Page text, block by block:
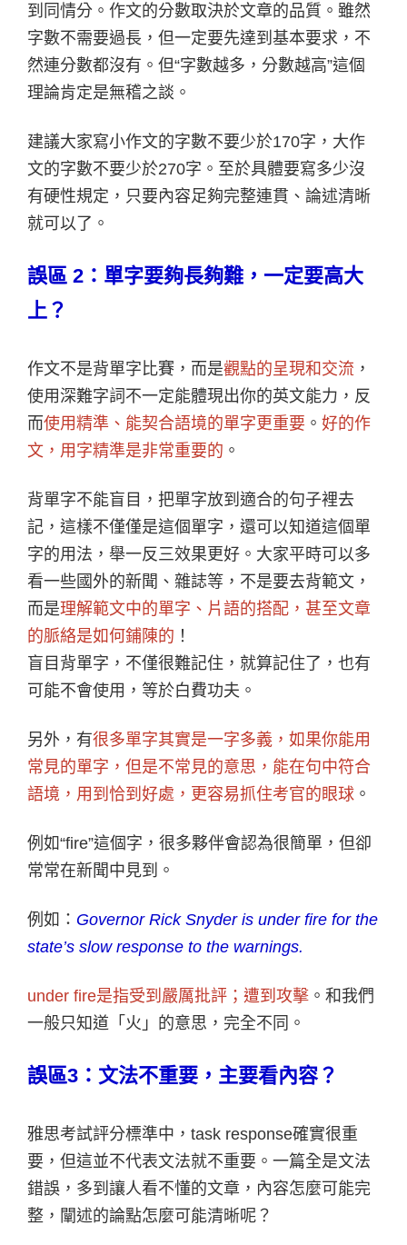
到同情分。作文的分數取決於文章的品質。雖然
字數不需要過長，但一定要先達到基本要求，不
然連分數都沒有。 但“字數越多，分數越高”這個
理論肯定是無稽之談。
建議大家寫小作文的字數不要少於170字，大作
文的字數不要少於270字。至於具體要寫多少沒
有硬性規定，只要內容足夠完整連貫、論述清晰
就可以了。
誤區 2：單字要夠長夠難，一定要高大
上？
作文不是背單字比賽，而是觀點的呈現和交流 ，
使用深難字詞不一定能體現出你的英文能力，反
而使用精準、能契合語境的單字更重要 。 好的作
文，用字精準是非常重要的 。
背單字不能盲目，把單字放到適合的句子裡去
記，這樣不僅僅是這個單字，還可以知道這個單
字的用法，舉一反三效果更好。大家平時可以多
看一些國外的新聞、雜誌等，不是要去背範文，
而是理解範文中的單字、片語的搭配，甚至文章
的脈絡是如何鋪陳的 ！
盲目背單字，不僅很難記住，就算記住了，也有
可能不會使用，等於白費功夫。
另外，有很多單字其實是一字多義，如果你能用
常見的單字，但是不常見的意思，能在句中符合
語境，用到恰到好處，更容易抓住考官的眼球 。
例如“fire”這個字，很多夥伴會認為很簡單，但卻
常常在新聞中見到。
例如： Governor Rick Snyder is under fire for the
state’s slow response to the warnings.
under fire是指受到嚴厲批評；遭到攻擊 。和我們
一般只知道「火」的意思，完全不同。
誤區3：文法不重要，主要看內容？
雅思考試評分標準中，task response確實很重
要，但這並不代表文法就不重要。一篇全是文法
錯誤，多到讓人看不懂的文章，內容怎麼可能完
整，闡述的論點怎麼可能清晰呢？